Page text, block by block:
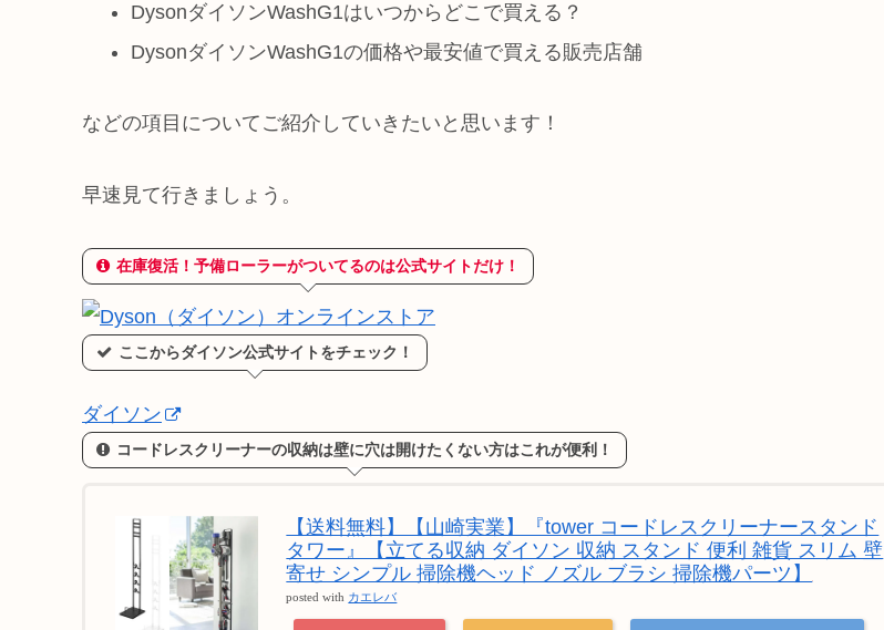
DysonダイソンWashG1はいつからどこで買える？
DysonダイソンWashG1の価格や最安値で買える販売店舗
などの項目についてご紹介していきたいと思います！
早速見て行きましょう。
在庫復活！予備ローラーがついてるのは公式サイトだけ！
ここからダイソン公式サイトをチェック！
ダイソン
コードレスクリーナーの収納は壁に穴は開けたくない方はこれが便利！
【送料無料】【山崎実業】『tower コードレスクリーナースタンド
タワー』【立てる収納 ダイソン 収納 スタンド 便利 雑貨 スリム 壁
寄せ シンプル 掃除機ヘッド ノズル ブラシ 掃除機パーツ】
posted with カエレバ